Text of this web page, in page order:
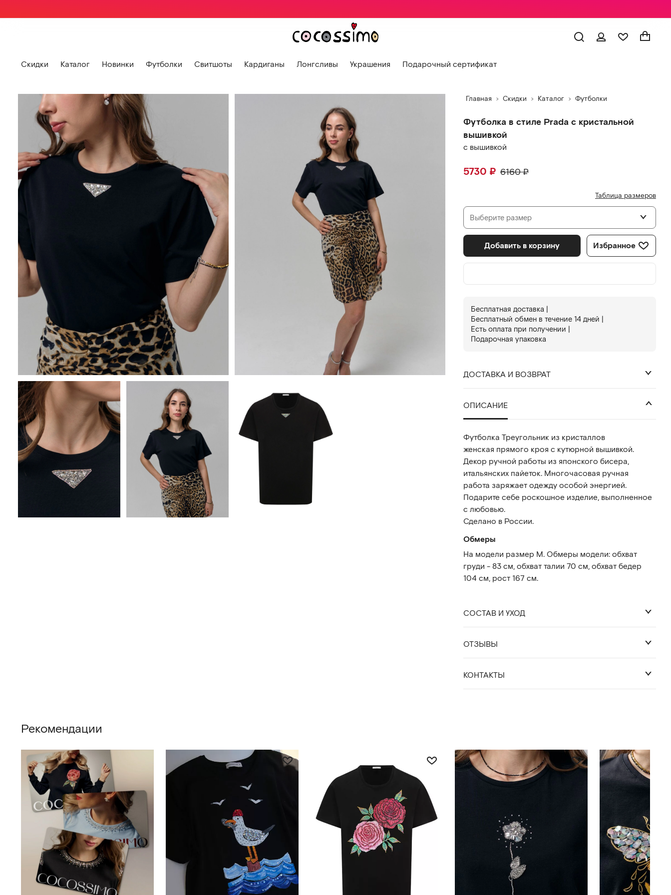
Скидки Каталог Новинки Футболки Свитшоты Кардиганы Лонгсливы Украшения Подарочный сертификат
Главная Скидки Каталог Футболки
Футболка в стиле Prada с кристальной
вышивкой
с вышивкой
5730 ₽ 6160₽
Таблица размеров
Выберите размер
Добавить в корзину Избранное
Бесплатная доставка |
Бесплатный обмен в течениe 14 дней |
Есть оплата при получении |
Подарочная упаковка
ДОСТАВКА И ВОЗВРАТ
ОПИСАНИЕ
Футболка Треугольник из кристаллов
женская прямого кроя с кутюрной вышивкой.
Декор ручной работы из японского бисера,
итальянских пайеток. Многочасовая ручная
работа заряжает одежду особой энергией.
Подарите себе роскошное изделие, выполненное
с любовью.
Сделано в России.
Обмеры
На модели размер M. Обмеры модели: обхват
груди - 83 см, обхват талии 70 см, обхват бедер
104 см, рост 167 см.
СОСТАВ И УХОД
92% хлопок 8% лайкра
ОТЗЫВЫ
КОНТАКТЫ
Рекомендации